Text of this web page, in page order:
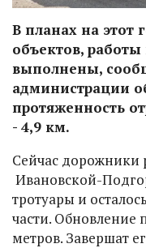
В планах на этот
объектов,
выполнены,
администрации
протяженность
- 4,9 км.
Сейчас дорожники
Ивановской-
тротуары и
части. Обновление
метров. Завершат